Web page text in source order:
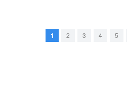
1 2 3 4 5